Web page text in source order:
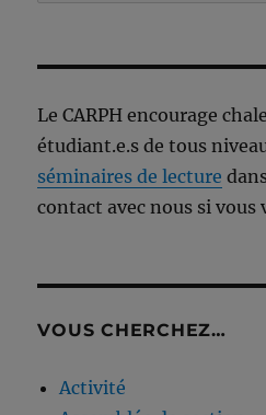
Le CARPH encourage
étudiant.e.s de tous
séminaires de lecture
contact avec nous si vous
VOUS CHERCHEZ…
Activité